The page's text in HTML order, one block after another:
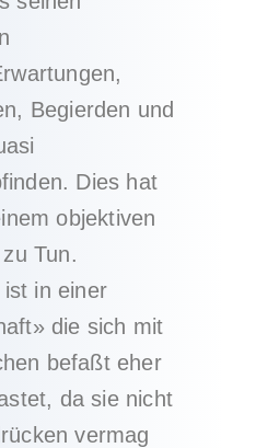
Begierden und
Dies hat
objektiven
Tun.
in einer
die sich mit
befaßt eher
da sie nicht
vermag